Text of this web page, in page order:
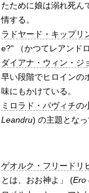
たために娘は溺れ死ん
情する。
ラドヤード・キップリ
e?" （かつてレアンド
ダイアナ・ウィン・ジ
早い段階でヒロインの
味にもかけている。
ミロラド・パヴィチの
Leandru) の主題となっ
ゲオルク・フリードリ
とは、おお神よ」 (Ero